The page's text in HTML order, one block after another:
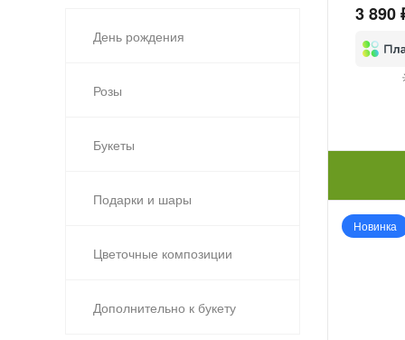
День рождения
Розы
Букеты
Подарки и шары
Цветочные композиции
Дополнительно к букету
3 890
Новинка